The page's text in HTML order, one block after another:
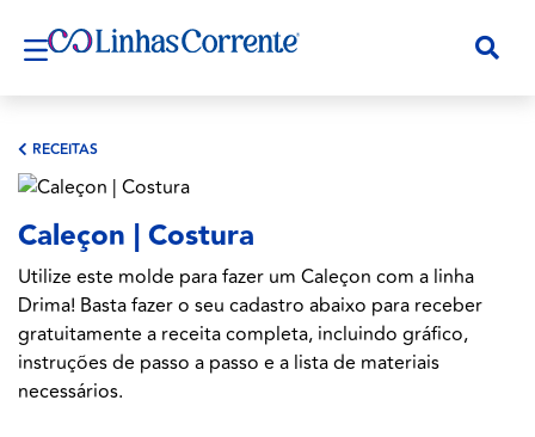
RECEITAS
Caleçon | Costura
Utilize este molde para fazer um Caleçon com a linha
Drima! Basta fazer o seu cadastro abaixo para receber
gratuitamente a receita completa, incluindo gráfico,
instruções de passo a passo e a lista de materiais
necessários.